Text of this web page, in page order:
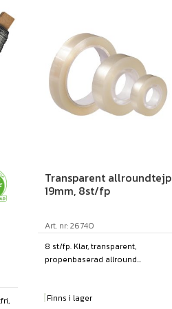
Transparent allroundtejp
19mm, 8st/fp
Art. nr: 26740
8 st/fp. Klar, transparent,
propenbaserad allround...
Finns i lager